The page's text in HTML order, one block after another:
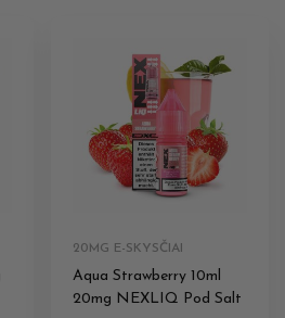
20MG E-SKYSČIAI
Aqua Strawberry 10ml
20mg NEXLIQ Pod Salt